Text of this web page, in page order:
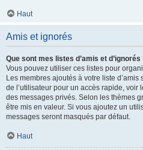
Haut
Amis et ignorés
Que sont mes listes d’amis et d’ignorés
Vous pouvez utiliser ces listes pour
Les membres ajoutés à votre liste
de l’utilisateur pour un accès rapide,
des messages privés. Selon les thèmes
être mis en valeur. Si vous ajoutez un
messages seront masqués par défaut.
Haut